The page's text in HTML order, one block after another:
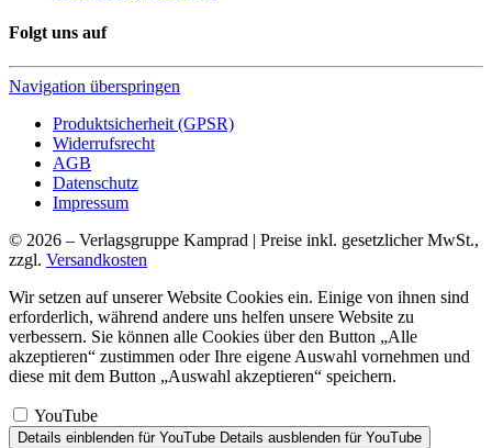
Folgt uns auf
Navigation überspringen
Produktsicherheit (GPSR)
Widerrufsrecht
AGB
Datenschutz
Impressum
© 2026 – Verlagsgruppe Kamprad | Preise inkl. gesetzlicher MwSt.,
zzgl. Versandkosten
Wir setzen auf unserer Website Cookies ein. Einige von ihnen sind
erforderlich, während andere uns helfen unsere Website zu
verbessern. Sie können alle Cookies über den Button „Alle
akzeptieren“ zustimmen oder Ihre eigene Auswahl vornehmen und
diese mit dem Button „Auswahl akzeptieren“ speichern.
YouTube
Details einblenden für YouTube Details ausblenden für YouTube